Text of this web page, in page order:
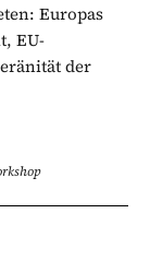
Europas
EU-
der